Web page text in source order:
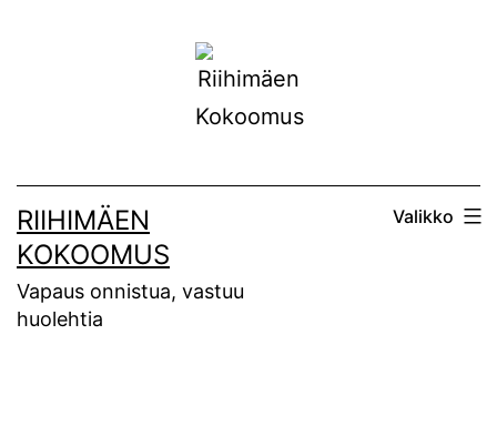
RIIHIMÄEN
KOKOOMUS
Vapaus onnistua, vastuu
huolehtia
Valikko